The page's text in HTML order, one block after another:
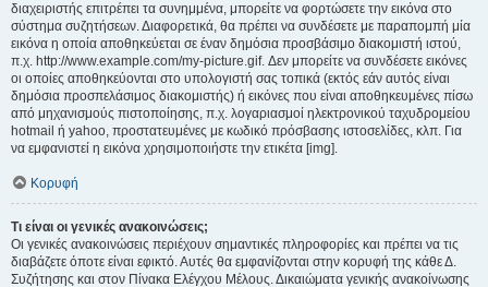
διαχειριστής επιτρέπει τα συνημμένα, μπορείτε να φορτώσετε την εικόνα στο
σύστημα συζητήσεων. Διαφορετικά, θα πρέπει να συνδέσετε με παραπομπή μία
εικόνα η οποία αποθηκεύεται σε έναν δημόσια προσβάσιμο διακομιστή ιστού,
π.χ. http://www.example.com/my-picture.gif. Δεν μπορείτε να συνδέσετε εικόνες
οι οποίες αποθηκεύονται στο υπολογιστή σας τοπικά (εκτός εάν αυτός είναι
δημόσια προσπελάσιμος διακομιστής) ή εικόνες που είναι αποθηκευμένες πίσω
από μηχανισμούς πιστοποίησης, π.χ. λογαριασμοί ηλεκτρονικού ταχυδρομείου
hotmail ή yahoo, προστατευμένες με κωδικό πρόσβασης ιστοσελίδες, κλπ. Για
να εμφανιστεί η εικόνα χρησιμοποιήστε την ετικέτα [img].
Κορυφή
Τι είναι οι γενικές ανακοινώσεις;
Οι γενικές ανακοινώσεις περιέχουν σημαντικές πληροφορίες και πρέπει να τις
διαβάζετε όποτε είναι εφικτό. Αυτές θα εμφανίζονται στην κορυφή της κάθε Δ.
Συζήτησης και στον Πίνακα Ελέγχου Μέλους. Δικαιώματα γενικής ανακοίνωσης